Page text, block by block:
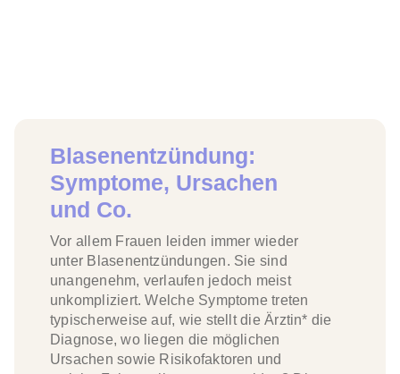
Blasenentzündung:
Symptome, Ursachen
und Co.
Vor allem Frauen leiden immer wieder
unter Blasenentzündungen. Sie sind
unangenehm, verlaufen jedoch meist
unkompliziert. Welche Symptometreten
typischerweise auf, wie stellt die Ärztin* die
Diagnose, wo liegen die möglichen
Ursachensowie Risikofaktoren und